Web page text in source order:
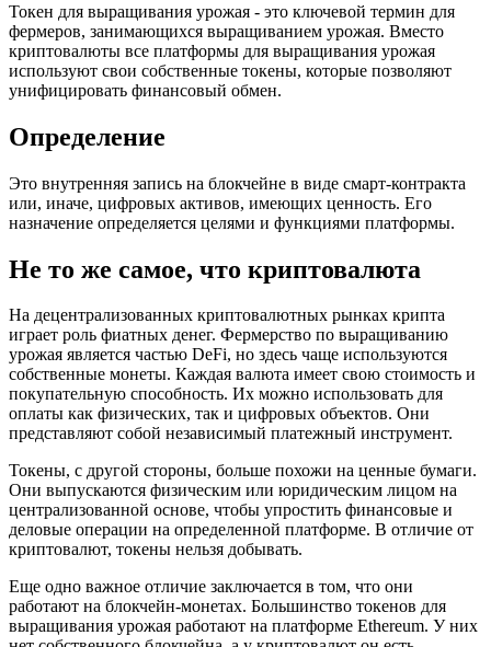
Токен для выращивания урожая - это ключевой термин для
фермеров, занимающихся выращиванием урожая. Вместо
криптовалюты все платформы для выращивания урожая
используют свои собственные токены, которые позволяют
унифицировать финансовый обмен.
Определение
Это внутренняя запись на блокчейне в виде смарт-контракта
или, иначе, цифровых активов, имеющих ценность. Его
назначение определяется целями и функциями платформы.
Не то же самое, что криптовалюта
На децентрализованных криптовалютных рынках крипта
играет роль фиатных денег. Фермерство по выращиванию
урожая является частью DeFi, но здесь чаще используются
собственные монеты. Каждая валюта имеет свою стоимость и
покупательную способность. Их можно использовать для
оплаты как физических, так и цифровых объектов. Они
представляют собой независимый платежный инструмент.
Токены, с другой стороны, больше похожи на ценные бумаги.
Они выпускаются физическим или юридическим лицом на
централизованной основе, чтобы упростить финансовые и
деловые операции на определенной платформе. В отличие от
криптовалют, токены нельзя добывать.
Еще одно важное отличие заключается в том, что они
работают на блокчейн-монетах. Большинство токенов для
выращивания урожая работают на платформе Ethereum. У них